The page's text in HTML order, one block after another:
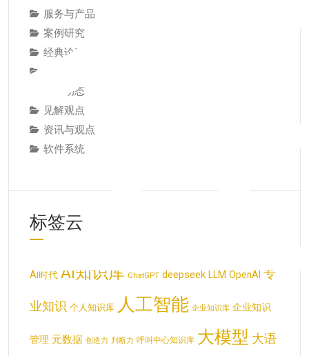
服务与产品
案例研究
经典论述
行业动态
见解观点
资讯与观点
软件系统
标签云
AI时代 AI知识库 ChatGPT deepseek LLM OpenAI 专
业知识 个人知识库 人工智能 企业知识库 企业知识
管理 元数据 创造力 判断力 呼叫中心知识库 大模型 大语